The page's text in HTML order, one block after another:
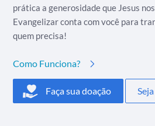
prática a generosidade que Jesus
Evangelizar conta com você para
quem precisa!
Como Funciona?
Faça sua doação